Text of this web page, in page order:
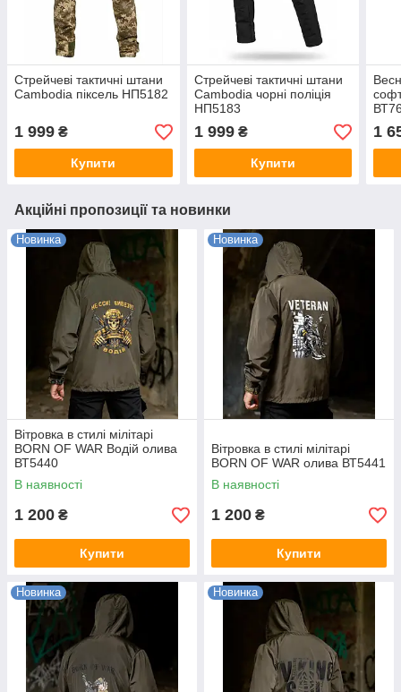
Стрейчеві тактичні штани
Cambodia піксель НП5182
1 999 ₴
Купити
Стрейчеві тактичні штани
Cambodia чорні поліція
НП5183
1 999₴
Купити
1
Акційні пропозиції та новинки
Новинка
Вітровка в стилі мілітарі
BORN OF WAR Водій олива
ВТ5440
В наявності
1 200 ₴
Купити
Новинка
Вітровка в стилі мілітарі
BORN OF WAR олива ВТ5441
В наявності
1 200 ₴
Купити
Новинка Новинка